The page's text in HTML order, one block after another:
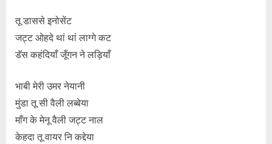
तू डाससे इनोसेंट
जट्ट ओहदे थां थां लाग्गे कट
डॅस कहंदियाँ जूँगन ने लड़ियाँ
भाबी मेरी उमर नेयानी
मुंडा तू सी वैली लब्बेया
माँग के मेनू वैली जट्ट नाल
केहदा तू वायर नि कद्देया